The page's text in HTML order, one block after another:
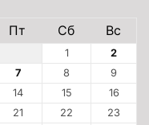
Пт Сб Вс
1
2
7 8
9
14 15
16
21 22
23